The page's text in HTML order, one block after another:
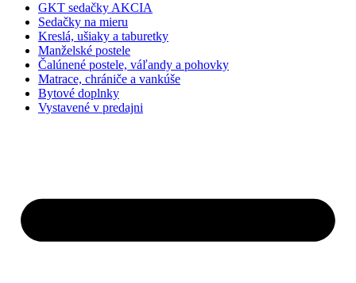
GKT sedačky AKCIA
Sedačky na mieru
Kreslá, ušiaky a taburetky
Manželské postele
Čalúnené postele, váľandy a pohovky
Matrace, chrániče a vankúše
Bytové doplnky
Vystavené v predajni